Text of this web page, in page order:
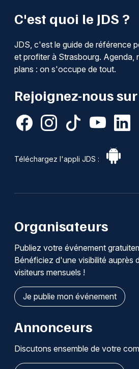
C'est quoi le JDS ?
JDS, c'est le guide de référence
et profiter à Strasbourg. Agenda,
plans : on s'occupe de tout.
Rejoignez-nous sur
Téléchargez l'appli JDS :
Organisateurs
Publiez votre événement
Bénéficiez d'une visibilité auprès
visiteurs mensuels !
Je publie mon événement
Annonceurs
Discutons ensemble de votre